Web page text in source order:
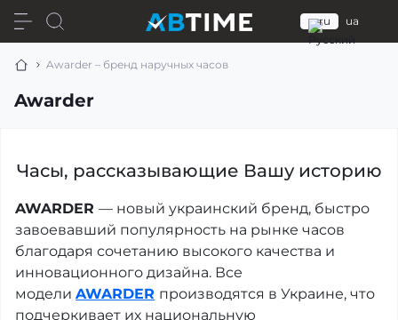
ru ua
Awarder – бренд наручных часов
Awarder
Часы, рассказывающие Вашу историю
AWARDER — новый украинский бренд, быстро
завоевавший популярность на рынке часов
благодаря сочетанию высокого качества и
инновационного дизайна. Все
модели AWARDER производятся в Украине, что
подчеркивает их национальную